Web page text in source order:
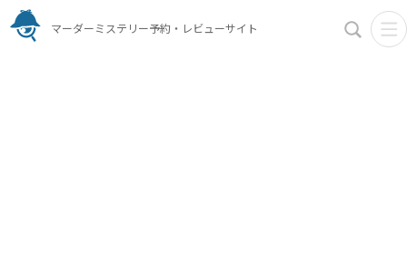
マーダーミステリー予約・レビューサイト